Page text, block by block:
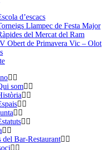
d’escacs
Llampec de Festa Major
del Mercat del Ram
Obert de Primavera Vic – Olot
som
del Bar-Restaurant